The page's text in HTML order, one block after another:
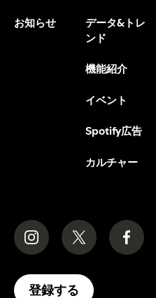
お知らせ
データ&トレ
ンド
機能紹介
イベント
Spotify広告
カルチャー
登録する